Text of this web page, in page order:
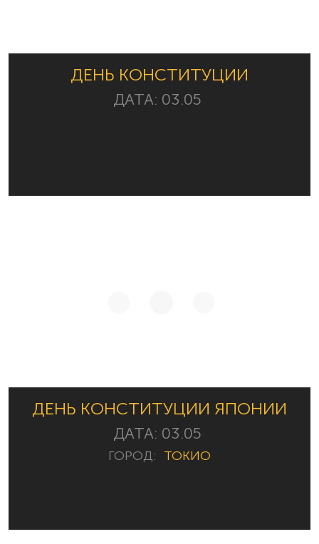
ДЕНЬ КОНСТИТУЦИИ
ДАТА: 03.05
ДЕНЬ КОНСТИТУЦИИ ЯПОНИИ
ДАТА: 03.05
ГОРОД: ТОКИО